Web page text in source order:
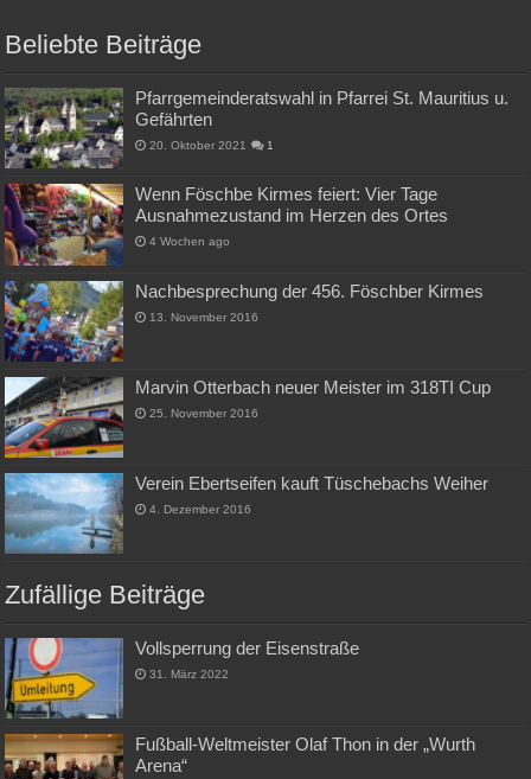
Beliebte Beiträge
Pfarrgemeinderatswahl in Pfarrei St. Mauritius u.
Gefährten
20. Oktober 2021 1
Wenn Föschbe Kirmes feiert: Vier Tage
Ausnahmezustand im Herzen des Ortes
4 Wochen ago
Nachbesprechung der 456. Föschber Kirmes
13. November 2016
Marvin Otterbach neuer Meister im 318TI Cup
25. November 2016
Verein Ebertseifen kauft Tüschebachs Weiher
4. Dezember 2016
Zufällige Beiträge
Vollsperrung der Eisenstraße
31. März 2022
Fußball-Weltmeister Olaf Thon in der „Wurth
Arena“